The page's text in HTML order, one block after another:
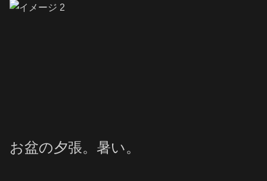
お盆の夕張。暑い。